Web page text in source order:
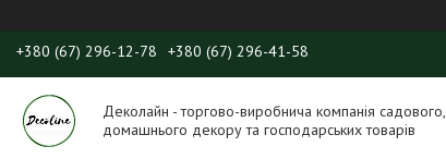
+380 (67) 296-12-78 +380 (67) 296-41-58
Деколайн - торгово-виробнича компанія садового,
домашнього декору та господарських товарів